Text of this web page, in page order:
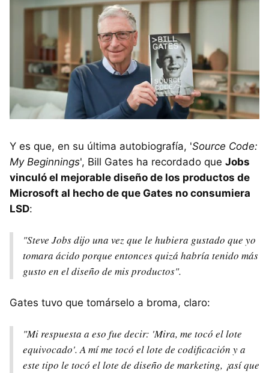
Y es que, en su última autobiografía, 'Source Code:
My Beginnings', Bill Gates ha recordado que Jobs
vinculó el mejorable diseño de los productos de
Microsoft al hecho de que Gates no consumiera
LSD:
"Steve Jobs dijo una vez que le hubiera gustado que yo
tomara ácido porque entonces quizá habría tenido más
gusto en el diseño de mis productos".
Gates tuvo que tomárselo a broma, claro:
"Mi respuesta a eso fue decir: 'Mira, me tocó el lote
equivocado'. A mí me tocó el lote de codificación y a
este tipo le tocó el lote de diseño de marketing, ¡así que